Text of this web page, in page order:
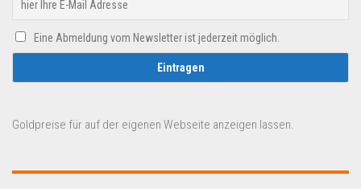
Eine Abmeldung vom Newsletter ist jederzeit möglich.
Goldpreise für auf der eigenen Webseite anzeigen lassen.